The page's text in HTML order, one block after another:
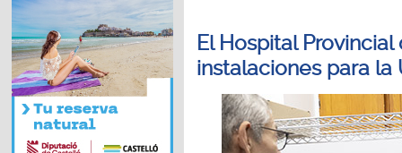
El Hospital
instalaciones para